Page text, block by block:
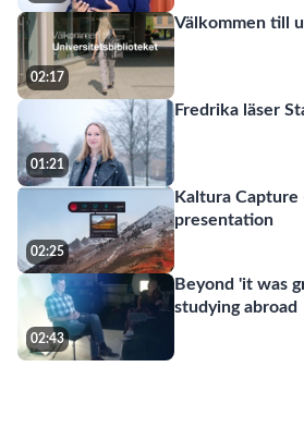
02:17
Välkommen till
01:21
Fredrika läser
02:25
Kaltura
presentation
02:43
Beyond 'it was
studying abroad